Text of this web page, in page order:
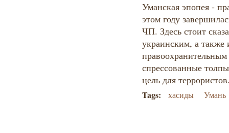
Уманская эпопея -
этом году
ЧП. Здесь стоит
украинским, а также
спрессованные
цель для
Tags: хасиды Умань